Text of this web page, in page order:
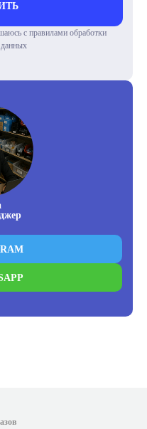
с правилами обработки